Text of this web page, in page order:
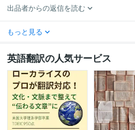
出品者からの返信を読む
もっと見る
英語翻訳の人気サービス